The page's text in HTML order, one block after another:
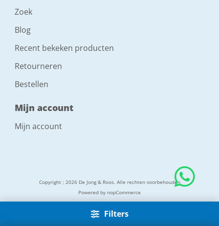
Filters
Zoek
Blog
Recent bekeken producten
Retourneren
Bestellen
Mijn account
Mijn account
Copyright ; 2026 De Jong & Roos. Alle rechten voorbehouden
Powered by nopCommerce